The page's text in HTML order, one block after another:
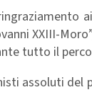
XXIII-
tutto il
assoluti del